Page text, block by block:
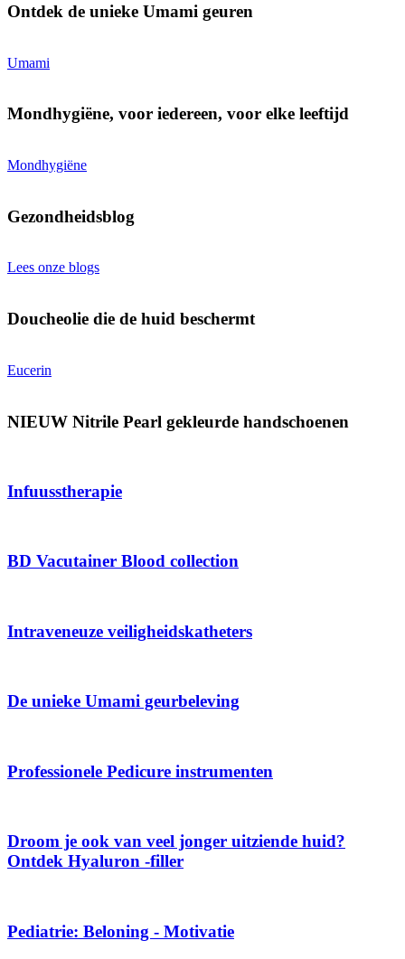
Ontdek de unieke Umami geuren
Umami
Mondhygiëne, voor iedereen, voor elke leeftijd
Mondhygiëne
Gezondheidsblog
Lees onze blogs
Doucheolie die de huid beschermt
Eucerin
NIEUW Nitrile Pearl gekleurde handschoenen
Infuusstherapie
BD Vacutainer Blood collection
Intraveneuze veiligheidskatheters
De unieke Umami geurbeleving
Professionele Pedicure instrumenten
Droom je ook van veel jonger uitziende huid?
Ontdek Hyaluron -filler
Pediatrie: Beloning - Motivatie